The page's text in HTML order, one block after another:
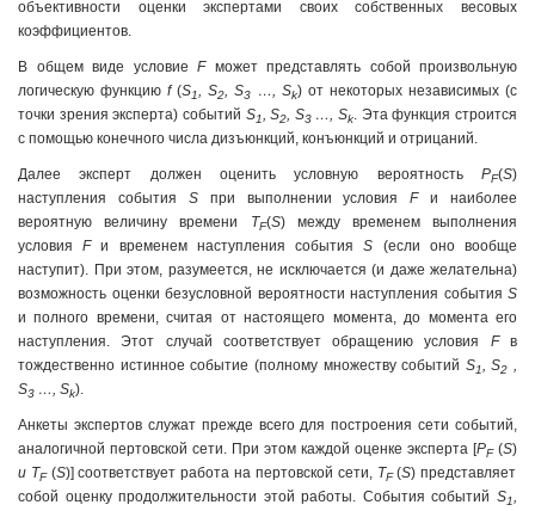
объективности оценки экспертами своих собственных весовых
коэффициентов.
В общем виде условие Fможет представлять собой произвольную
логическую функциюf(S1, S2, S3 …, Sk) от некоторых независимых (с
точки зрения эксперта) событий S1, S2, S3…, Sk. Эта функция строится
с помощью конечного числа дизъюнкций, конъюнкций и отрицаний.
Далее эксперт должен оценить условную вероятность PF(S)
наступления события Sпри выполнении условияFи наиболее
вероятную величину времени
TF(S) между временем выполнения
условияFи временем наступления событияS (если оно вообще
наступит). При этом, разумеется, не исключается (и даже желательна)
возможность оценки безусловной вероятности наступления события S
и полного времени, считая от настоящего момента, до момента его
наступления. Этот случай соответствует обращению условия Fв
тождественно истинное событие (полному множеству событий S1, S2 ,
S3 …, Sk).
Анкеты экспертов служат прежде всего для построения сети событий,
аналогичной пертовской сети. При этом каждой оценке эксперта [PF (S)
и TF (S)] соответствует работа на пертовской сети, TF (S) представляет
собой оценку продолжительности этой работы. События событий S1,